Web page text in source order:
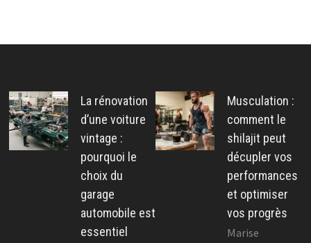
La rénovation
d’une voiture
vintage :
pourquoi le
choix du
garage
automobile est
essentiel
Musculation :
comment le
shilajit peut
décupler vos
performances
et optimiser
vos progrès
Marise